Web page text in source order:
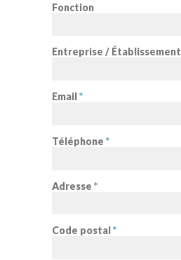
Fonction
Entreprise / Établissement
Email*
Téléphone *
Adresse *
Code postal *